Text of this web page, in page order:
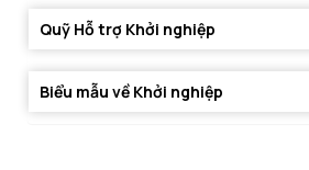
Quỹ Hỗ trợ Khởi nghiệp
Biểu mẫu về Khởi nghiệp